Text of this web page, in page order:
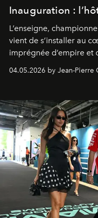
Inauguration :
L’enseigne,
vient de s’installer au
imprégnée d’empire et
extrêmes fait merveille.
04.05.2026 by Jean-Pierre